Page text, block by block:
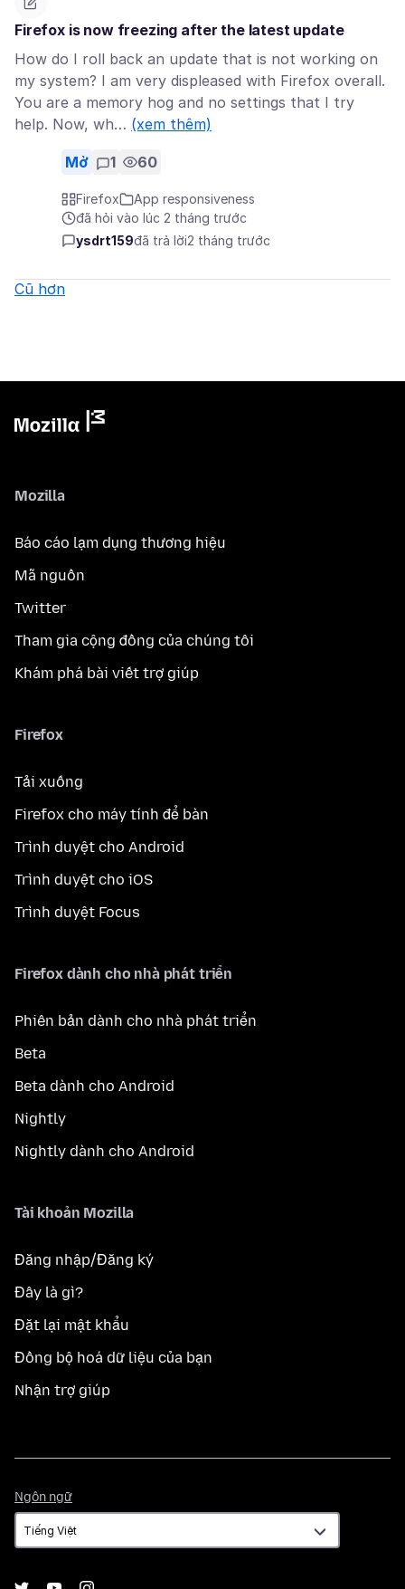
Firefox is now freezing after the latest update
How do I roll back an update that is not working on
my system? I am very displeased with Firefox overall.
You are a memory hog and no settings that I try
help. Now, wh… (xem thêm)
Mở 1 60
Firefox
App responsiveness
đã hỏi vào lúc 2 tháng trước
ysdrt159đã trả lời2 tháng trước
Cũ hơn
Mozilla
Báo cáo lạm dụng thương hiệu
Mã nguồn
Twitter
Tham gia cộng đồng của chúng tôi
Khám phá bài viết trợ giúp
Firefox
Tải xuống
Firefox cho máy tính để bàn
Trình duyệt cho Android
Trình duyệt cho iOS
Trình duyệt Focus
Firefox dành cho nhà phát triển
Phiên bản dành cho nhà phát triển
Beta
Beta dành cho Android
Nightly
Nightly dành cho Android
Tài khoản Mozilla
Đăng nhập/Đăng ký
Đây là gì?
Đặt lại mật khẩu
Đồng bộ hoá dữ liệu của bạn
Nhận trợ giúp
Ngôn ngữ
ngữ